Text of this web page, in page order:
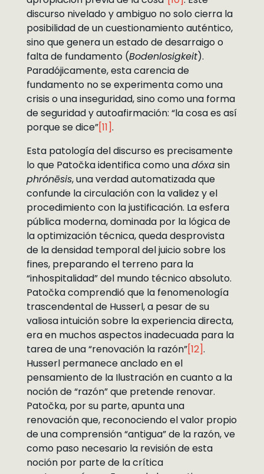
discurso nivelado y ambiguo no solo cierra la
posibilidad de un cuestionamiento auténtico,
sino que genera un estado de desarraigo o
falta de fundamento (Bodenlosigkeit).
Paradójicamente, esta carencia de
fundamento no se experimenta como una
crisis o una inseguridad, sino como una forma
de seguridad y autoafirmación: “la cosa es así
porque se dice”[11].
Esta patología del discurso es precisamente
lo que Patočka identifica como unadóxasin
phrónēsis, una verdad automatizada que
confunde la circulación con la validez y el
procedimiento con la justificación. La esfera
pública moderna, dominada por la lógica de
la optimización técnica, queda desprovista
de la densidad temporal del juicio sobre los
fines, preparando el terreno para la
“inhospitalidad” del mundo técnico absoluto.
Patočka comprendió que la fenomenología
trascendental de Husserl, a pesar de su
valiosa intuición sobre la experiencia directa,
era en muchos aspectos inadecuada para la
tarea de una “renovación la razón”[12].
Husserl permanece anclado en el
pensamiento de la Ilustración en cuanto a la
noción de “razón” que pretende renovar.
Patočka, por su parte, apunta una
renovación que, reconociendo el valor propio
de una comprensión “antigua” de la razón, ve
como paso necesario la revisión de esta
noción por parte de la crítica